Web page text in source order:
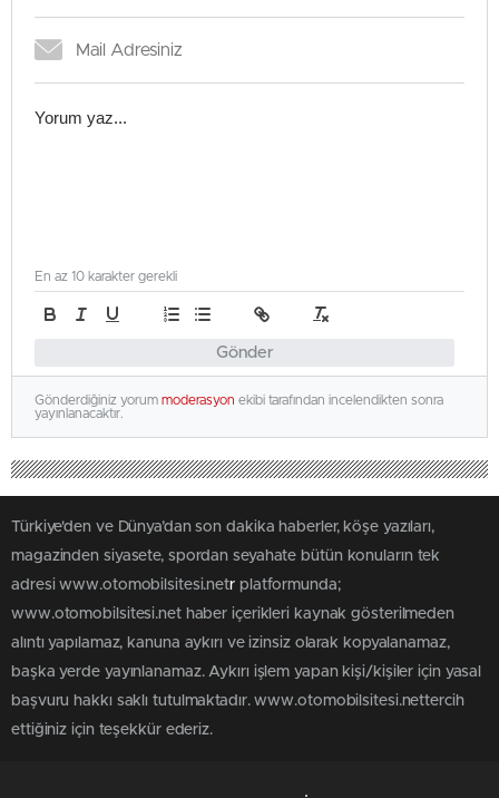
Gönder
En az 10 karakter gerekli
Gönderdiğiniz yorum moderasyon ekibi tarafından incelendikten sonra
yayınlanacaktır.
Türkiye'den ve Dünya’dan son dakika haberler, köşe yazıları,
magazinden siyasete, spordan seyahate bütün konuların tek
adresi www.otomobilsitesi.netr platformunda;
www.otomobilsitesi.net haber içerikleri kaynak gösterilmeden
alıntı yapılamaz, kanuna aykırı ve izinsiz olarak kopyalanamaz,
başka yerde yayınlanamaz. Aykırı işlem yapan kişi/kişiler için yasal
başvuru hakkı saklı tutulmaktadır. www.otomobilsitesi.nettercih
ettiğiniz için teşekkür ederiz.